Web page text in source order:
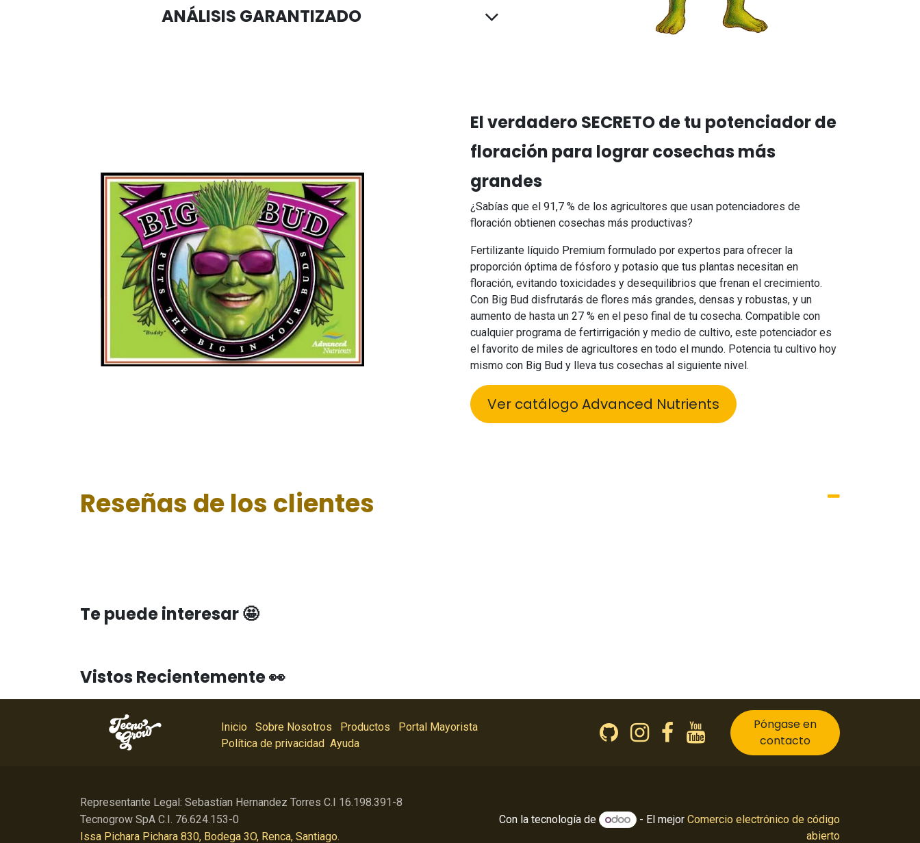
ANÁLISIS GARANTIZADO
El verdadero SECRETO de tu potenciador de
floración para lograr cosechas más
grandes
¿Sabías que el 91,7 % de los agricultores que usan potenciadores de
floración obtienen cosechas más productivas?
Fertilizante líquido Premium formulado por expertos para ofrecer la
proporción óptima de fósforo y potasio que tus plantas necesitan en
floración, evitando toxicidades y desequilibrios que frenan el crecimiento.
Con Big Bud disfrutarás de flores más grandes, densas y robustas, y un
aumento de hasta un 27 % en el peso final de tu cosecha. Compatible con
cualquier programa de fertirrigación y medio de cultivo, este potenciador es
el favorito de miles de agricultores en todo el mundo. Potencia tu cultivo hoy
mismo con Big Bud y lleva tus cosechas al siguiente nivel.
Ver catálogo Advanced Nutrients
Reseñas de los clientes
Te puede interesar 🤩
Vistos Recientemente 👀
Inicio Sobre Nosotros Productos
Portal Mayorista
Política de privacidad Ayuda
Póngase en
contacto
Representante Legal: Sebastían Hernandez Torres C.I 16.198.391-8
Tecnogrow SpA C.I. 76.624.153-0
Issa Pichara Pichara 830, Bodega 3O, Renca, Santiago.
Con la tecnología de - El mejor Comercio electrónico de código
abierto